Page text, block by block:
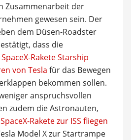
Zusammenarbeit der
gewesen sein. Der
dem Düsen-Roadster
dass die
SpaceX-Rakete Starship
von Tesla für das Bewegen
bekommen sollen.
anspruchsvollen
zudem die Astronauten,
Rakete zur ISS fliegen
Model X zur Startrampe